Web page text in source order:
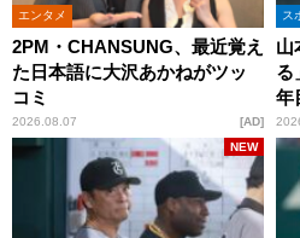
エンタメ
2PM・CHANSUNG、最近覚え
た日本語に大沢あかねがツッ
コミ
2026.08.07 AD
ス
山
る
年
NEW